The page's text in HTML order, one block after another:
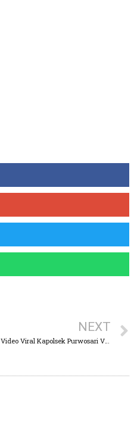
NEXT
Video Viral Kapolsek Purwosari Vs Kepala Desa Martopuro Cekcok di Lapangan Voli Diduga Tak Berijin